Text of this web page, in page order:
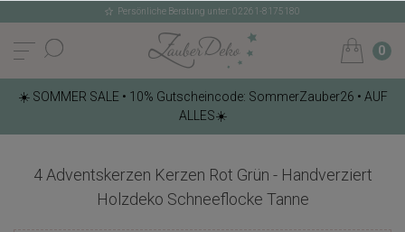
Persönliche Beratung unter: 02261-8175180
0
☀️ SOMMER SALE • 10% Gutscheincode: SommerZauber26 • AUF
ALLES☀️
4 Adventskerzen Kerzen Rot Grün - Handverziert
Holzdeko Schneeflocke Tanne